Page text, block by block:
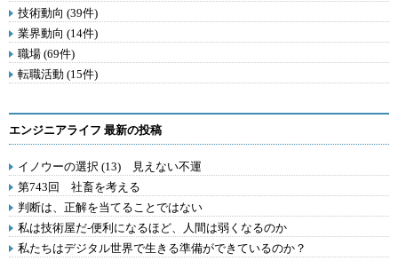
技術動向 (39件)
業界動向 (14件)
職場 (69件)
転職活動 (15件)
エンジニアライフ 最新の投稿
イノウーの選択 (13) 見えない不運
第743回 社畜を考える
判断は、正解を当てることではない
私は技術屋だ-便利になるほど、人間は弱くなるのか
私たちはデジタル世界で生きる準備ができているのか？